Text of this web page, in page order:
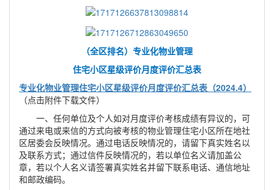
（全区排名）专业化物业管理
住宅小区星级评价月度评价汇总表
专业化物业管理住宅小区星级评价月度评价汇总表（2024.4）
（点击附件下载文件）
一、任何单位及个人如对月度评价考核成绩有异议的，可
通过来电或来信的方式向被考核的物业管理住宅小区所在地社
区居委会反映情况。通过电话反映情况的，请留下真实姓名以
及联系方式；通过信件反映情况的，若以单位名义请加盖公
章，若以个人名义请签署真实姓名并留下联系电话、通信地址
和邮政编码。